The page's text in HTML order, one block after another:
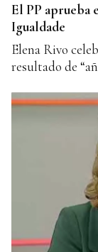
El PP aprueba
Igualdade
Elena Rivo
resultado de